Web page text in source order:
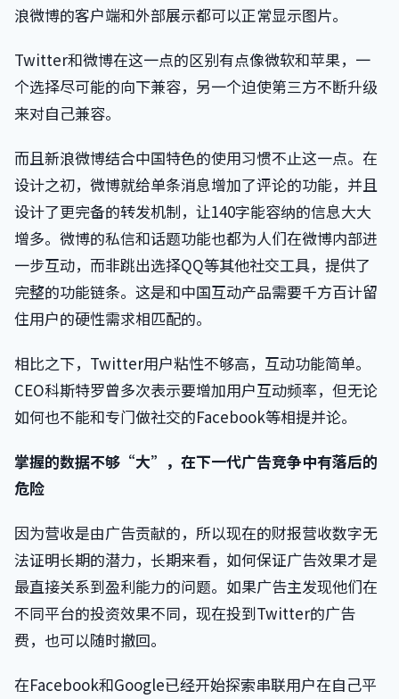
浪微博的客户端和外部展示都可以正常显示图片。
Twitter和微博在这一点的区别有点像微软和苹果，一
个选择尽可能的向下兼容，另一个迫使第三方不断升级
来对自己兼容。
而且新浪微博结合中国特色的使用习惯不止这一点。在
设计之初，微博就给单条消息增加了评论的功能，并且
设计了更完备的转发机制，让140字能容纳的信息大大
增多。微博的私信和话题功能也都为人们在微博内部进
一步互动，而非跳出选择QQ等其他社交工具，提供了
完整的功能链条。这是和中国互动产品需要千方百计留
住用户的硬性需求相匹配的。
相比之下，Twitter用户粘性不够高，互动功能简单。
CEO科斯特罗曾多次表示要增加用户互动频率，但无论
如何也不能和专门做社交的Facebook等相提并论。
掌握的数据不够“大”，在下一代广告竞争中有落后的
危险
因为营收是由广告贡献的，所以现在的财报营收数字无
法证明长期的潜力，长期来看，如何保证广告效果才是
最直接关系到盈利能力的问题。如果广告主发现他们在
不同平台的投资效果不同，现在投到Twitter的广告
费，也可以随时撤回。
在Facebook和Google已经开始探索串联用户在自己平